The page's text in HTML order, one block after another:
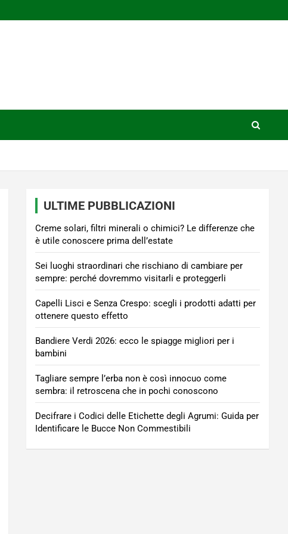
ULTIME PUBBLICAZIONI
Creme solari, filtri minerali o chimici? Le differenze che
è utile conoscere prima dell’estate
Sei luoghi straordinari che rischiano di cambiare per
sempre: perché dovremmo visitarli e proteggerli
Capelli Lisci e Senza Crespo: scegli i prodotti adatti per
ottenere questo effetto
Bandiere Verdi 2026: ecco le spiagge migliori per i
bambini
Tagliare sempre l’erba non è così innocuo come
sembra: il retroscena che in pochi conoscono
Decifrare i Codici delle Etichette degli Agrumi: Guida per
Identificare le Bucce Non Commestibili